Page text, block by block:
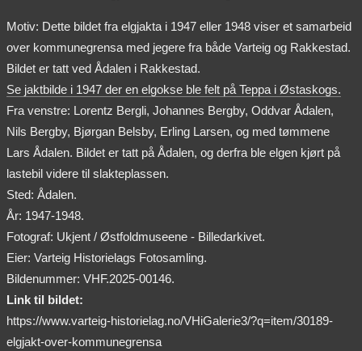
Motiv: Dette bildet fra elgjakta i 1947 eller 1948 viser et samarbeid
over kommunegrensa med jegere fra både Varteig og Rakkestad.
Bildet er tatt ved Ådalen i Rakkestad.
Se jaktbilde i 1947 der en elgokse ble felt på Teppa i Østaskogs.
Fra venstre: Lorentz Bergli, Johannes Bergby, Oddvar Ådalen,
Nils Bergby, Bjørgan Belsby, Erling Larsen, og med tømmene
Lars Ådalen. Bildet er tatt på Ådalen, og derfra ble elgen kjørt på
lastebil videre til slakteplassen.
Sted: Ådalen.
År: 1947-1948.
Fotograf: Ukjent / Østfoldmuseene - Billedarkivet.
Eier: Varteig Historielags Fotosamling.
Bildenummer: VHF.2025-00146.
Link til bildet:
https://www.varteig-historielag.no/VHiGalerie3/?q=item/30189-
elgjakt-over-kommunegrensa